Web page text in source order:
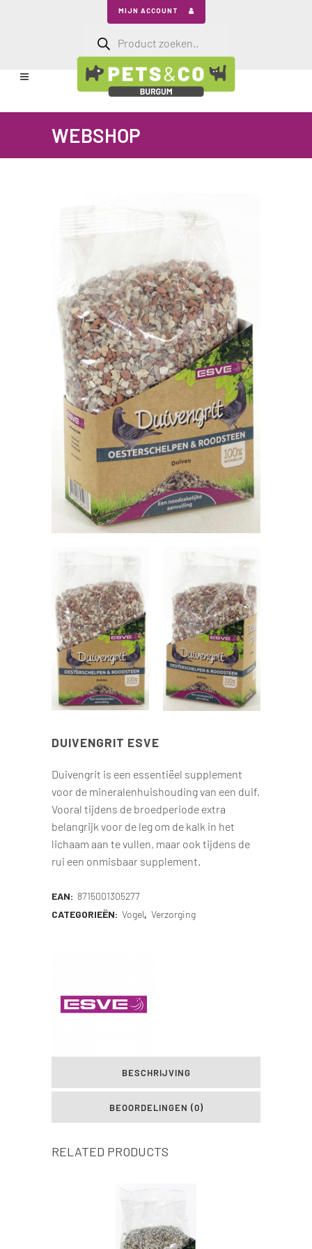
zoeken
MIJN ACCOUNT
WEBSHOP
DUIVENGRIT ESVE
Duivengrit is een essentiëel supplement
voor de mineralenhuishouding van een duif.
Vooral tijdens de broedperiode extra
belangrijk voor de leg om de kalk in het
lichaam aan te vullen, maar ook tijdens de
rui een onmisbaar supplement.
EAN: 8715001305277
CATEGORIEËN: Vogel, Verzorging
BESCHRIJVING
BEOORDELINGEN (0)
RELATED PRODUCTS